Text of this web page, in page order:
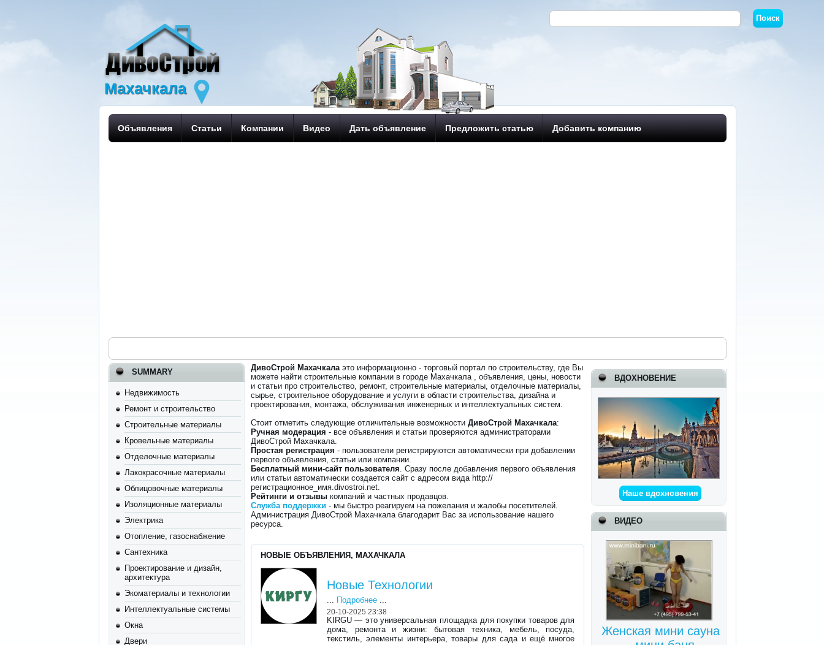
Махачкала
Объявления Статьи Компании Видео Дать объявление Предложить статью Добавить компанию
SUMMARY
Недвижимость
Ремонт и строительство
Строительные материалы
Кровельные материалы
Отделочные материалы
Лакокрасочные материалы
Облицовочные материалы
Изоляционные материалы
Электрика
Отопление, газоснабжение
Сантехника
Проектирование и дизайн,
архитектура
Экоматериалы и технологии
Интеллектуальные системы
Окна
Двери
ВДОХНОВЕНИЕ
Наше вдохновения
ВИДЕО
Женская мини сауна
ДивоСтрой Махачкалаэто информационно - торговый портал по строительству, где Вы
можете найти строительные компании в городе Махачкала , объявления, цены, новости
и статьи про строительство, ремонт, строительные материалы, отделочные материалы,
сырье, строительное оборудование и услуги в области строительства, дизайна и
проектирования, монтажа, обслуживания инженерных и интеллектуальных систем.
Стоит отметить следующие отличительные возможностиДивоСтрой Махачкала:
Ручная модерация - все объявления и статьи проверяются администраторами
ДивоСтрой Махачкала.
Простая регистрация - пользователи регистрируются автоматически при добавлении
первого объявления, статьи или компании.
Бесплатный мини-сайт пользователя. Сразу после добавления первого объявления
или статьи автоматически создается сайт с адресом вида http://
регистрационное_имя.divostroi.net.
Рейтинги и отзывы компаний и частных продавцов.
Служба поддержки - мы быстро реагируем на пожелания и жалобы посетителей.
Администрация ДивоСтрой Махачкала благодарит Вас за использование нашего
ресурса.
НОВЫЕ ОБЪЯВЛЕНИЯ, МАХАЧКАЛА
Новые Технологии
... Подробнее...
20-10-2025 23:38
KIRGU — это универсальная площадка для покупки товаров для
дома, ремонта и жизни: бытовая техника, мебель, посуда,
текстиль, элементы интерьера, товары для сада и ещё многое